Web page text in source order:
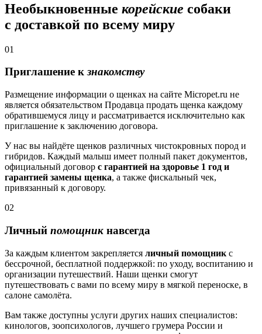
Необыкновенные корейские собаки
с доставкой по всему миру
01
Приглашение кзнакомству
Размещение информации о щенках на сайте Micropet.ru не
является обязательством Продавца продать щенка каждому
обратившемуся лицу и рассматривается исключительно как
приглашение к заключению договора.
У нас вы найдёте щенков различных чистокровных пород и
гибридов. Каждый малыш имеет полный пакет документов,
официальный договор с гарантией на здоровье 1 год и
гарантией замены щенка, а также фискальный чек,
привязанный к договору.
02
Личный помощник навсегда
За каждым клиентом закрепляется личный помощник с
бессрочной, бесплатной поддержкой: по уходу, воспитанию и
организации путешествий. Наши щенки смогут
путешествовать с вами по всему миру в мягкой переноске, в
салоне самолёта.
Вам также доступны услуги других наших специалистов:
кинологов, зоопсихологов, лучшего грумера России и